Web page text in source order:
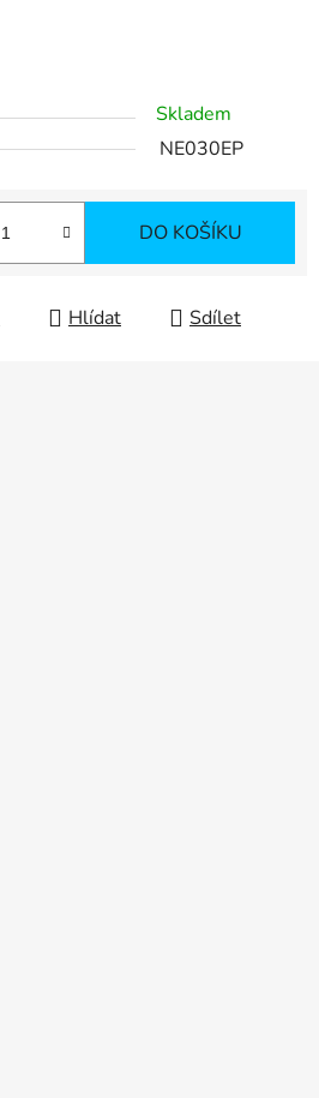
Skladem
NE030EP
DO KOŠÍKU
Hlídat Sdílet